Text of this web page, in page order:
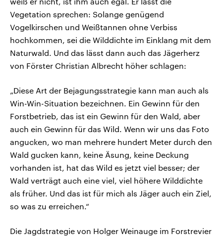
Vegetation sprechen: Solange genügend
Vogelkirschen und Weißtannen ohne Verbiss
hochkommen, sei die Wilddichte im Einklang mit dem
Naturwald. Und das lässt dann auch das Jägerherz
von Förster Christian Albrecht höher schlagen:
„Diese Art der Bejagungsstrategie kann man auch als
Win-Win-Situation bezeichnen. Ein Gewinn für den
Forstbetrieb, das ist ein Gewinn für den Wald, aber
auch ein Gewinn für das Wild. Wenn wir uns das Foto
angucken, wo man mehrere hundert Meter durch den
Wald gucken kann, keine Äsung, keine Deckung
vorhanden ist, hat das Wild es jetzt viel besser; der
Wald verträgt auch eine viel, viel höhere Wilddichte
als früher. Und das ist für mich als Jäger auch ein Ziel,
so was zu erreichen.“
Die Jagdstrategie von Holger Weinauge im Forstrevier